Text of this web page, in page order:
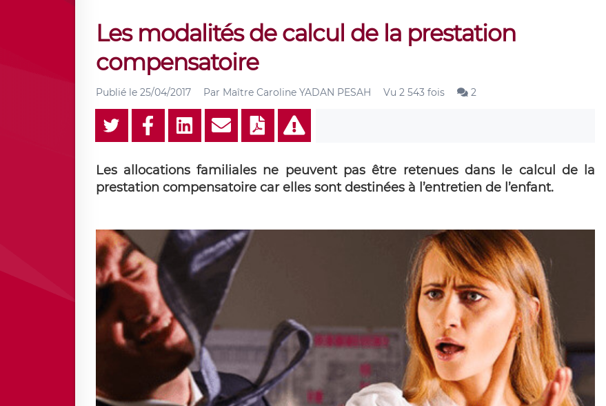
Les modalités de calcul de la prestation
compensatoire
Publié le 25/04/2017 Par Maître Caroline YADAN PESAH Vu 2 543 fois 2
Les allocations familiales ne peuvent pas être retenues dans le calcul de la
prestation compensatoire car elles sont destinées à l’entretien de l’enfant.